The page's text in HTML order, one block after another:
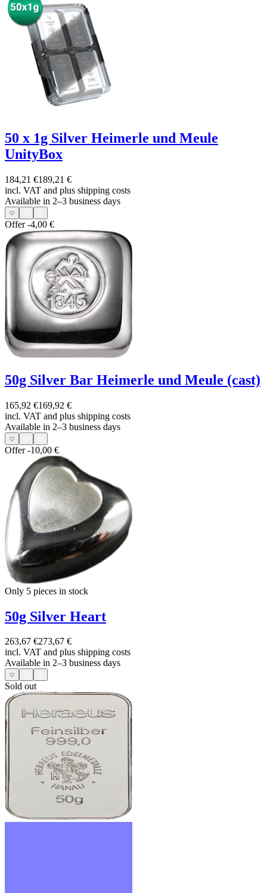
50 x 1g Silver Heimerle und Meule
UnityBox
184,21 €189,21 €
incl. VAT and plus shipping costs
Available in 2–3 business days
Offer-4,00 €
50g Silver Bar Heimerle und Meule (cast)
165,92 €169,92 €
incl. VAT and plus shipping costs
Available in 2–3 business days
Offer-10,00 €
Only 5 pieces in stock
50g Silver Heart
263,67 €273,67 €
incl. VAT and plus shipping costs
Available in 2–3 business days
Sold out